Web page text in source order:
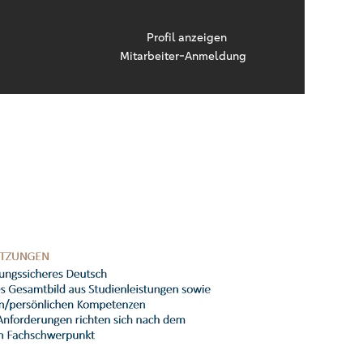
Profil anzeigen
Mitarbeiter-Anmeldung